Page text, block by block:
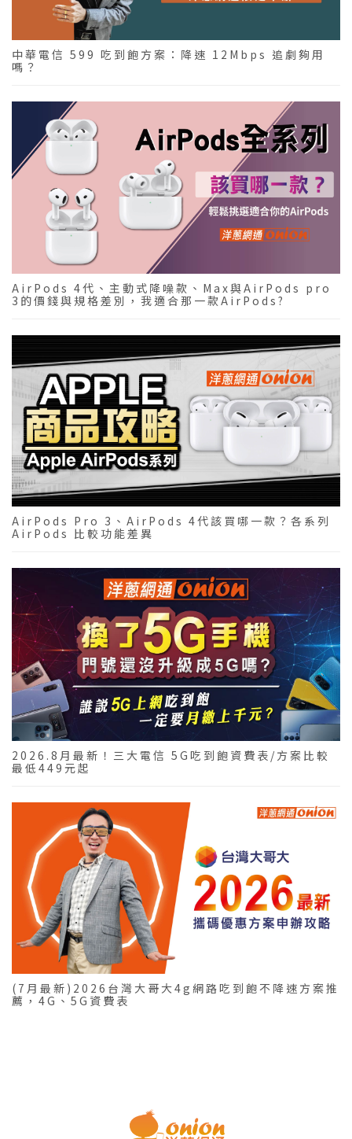
中華電信 599 吃到飽方案：降速 12Mbps 追劇夠用
嗎？
AirPods 4代、主動式降噪款、Max與AirPods pro
3的價錢與規格差別，我適合那一款AirPods?
AirPods Pro 3、AirPods 4代該買哪一款？各系列
AirPods 比較功能差異
2026.8月最新！三大電信 5G吃到飽資費表/方案比較
最低449元起
(7月最新)2026台灣大哥大4g網路吃到飽不降速方案推
薦，4G、5G資費表